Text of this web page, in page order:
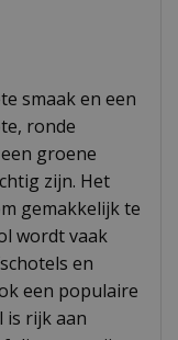
smaak en een
ronde
groene
zijn. Het
gemakkelijk te
wordt vaak
en
een populaire
is rijk aan